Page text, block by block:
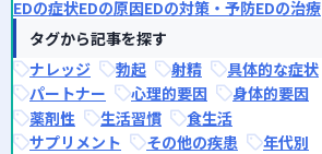
EDの症状EDの原因EDの対策・予防EDの治療
タグから記事を探す
ナレッジ
勃起 射精
具体的な症状
パートナー
心理的要因
身体的要因
薬剤性
生活習慣
食生活
サプリメント
その他の疾患
年代別